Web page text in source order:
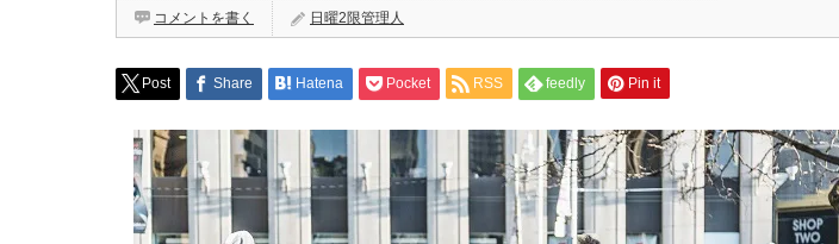
コメントを書く 日曜2限管理人
Post Share Hatena Pocket RSS feedly Pin it